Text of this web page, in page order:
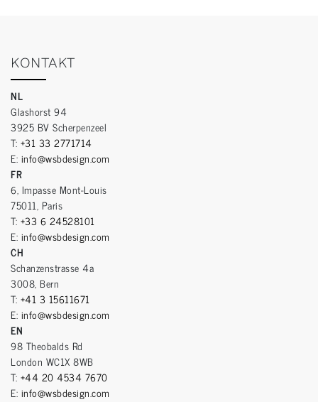
KONTAKT
NL
Glashorst 94
3925 BV Scherpenzeel
T: +31 33 2771714
E: info@wsbdesign.com
FR
6, Impasse Mont-Louis
75011, Paris
T: +33 6 24528101
E: info@wsbdesign.com
CH
Schanzenstrasse 4a
3008, Bern
T: +41 3 15611671
E: info@wsbdesign.com
EN
98 Theobalds Rd
London WC1X 8WB
T: +44 20 4534 7670
E: info@wsbdesign.com